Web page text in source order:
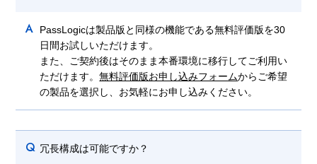
A
PassLogicは製品版と同様の機能である無料評価版を30
日間お試しいただけます。
また、ご契約後はそのまま本番環境に移行してご利用い
ただけます。無料評価版お申し込みフォームからご希望
の製品を選択し、お気軽にお申し込みください。
Q 冗長構成は可能ですか？